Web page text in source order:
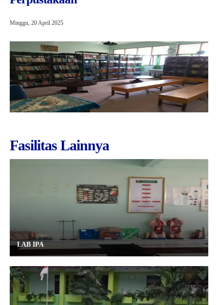
Berita
Galeri
GTK
Guru
Kegiatan
Siswa
Minggu, 20 April 2025
Fasilitas Lainnya
LAB IPA